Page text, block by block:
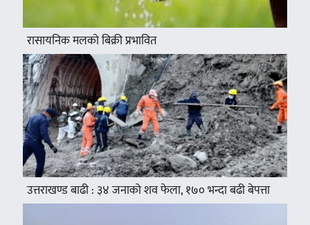
रासायनिक मलको बिक्री प्रभावित
उत्तराखण्ड बाढी : ३४ जनाको शव फेला, १७० भन्दा बढी बेपत्ता